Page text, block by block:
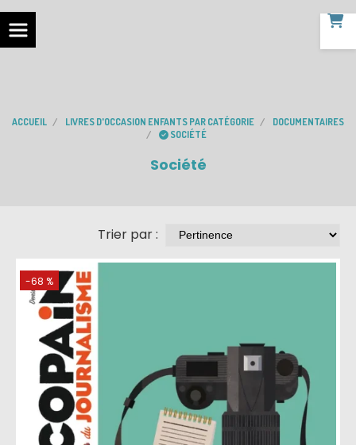
ACCUEIL LIVRES D'OCCASION ENFANTS PAR CATÉGORIE
DOCUMENTAIRES
SOCIÉTÉ
Société
Trier par :
-68 %